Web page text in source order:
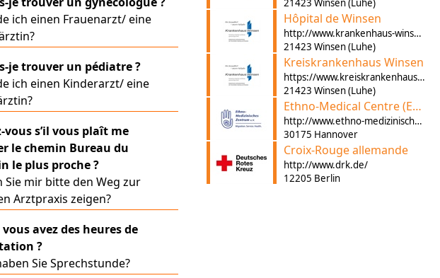
ich einen Frauenarzt/ eine
je trouver un pédiatre ?
ich einen Kinderarzt/ eine
vous s’il vous plaît me
le chemin Bureau du
le plus proche ?
Sie mir bitte den Weg zur
Arztpraxis zeigen?
avez des heures de
?
Sie Sprechstunde?
21423 Winsen (Luhe)
Hôpital de Winsen
http://www.krankenhaus-winsen.de
21423 Winsen (Luhe)
Kreiskrankenhaus Winsen
https://www.kreiskrankenhaus.de
21423 Winsen (Luhe)
Ethno-Medical Centre (EMZ)
http://www.ethno-medizinisches-zentrum.de/
30175 Hannover
Croix-Rouge allemande
http://www.drk.de/
12205 Berlin